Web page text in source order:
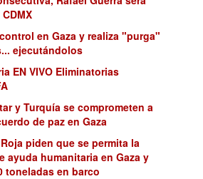
en Gaza y realiza "purga"
ejecutándolos
EN VIVO Eliminatorias
y Turquía se comprometen a
de paz en Gaza
piden que se permita la
ayuda humanitaria en Gaza y
toneladas en barco